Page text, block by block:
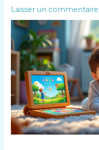
Laisser un commentaire